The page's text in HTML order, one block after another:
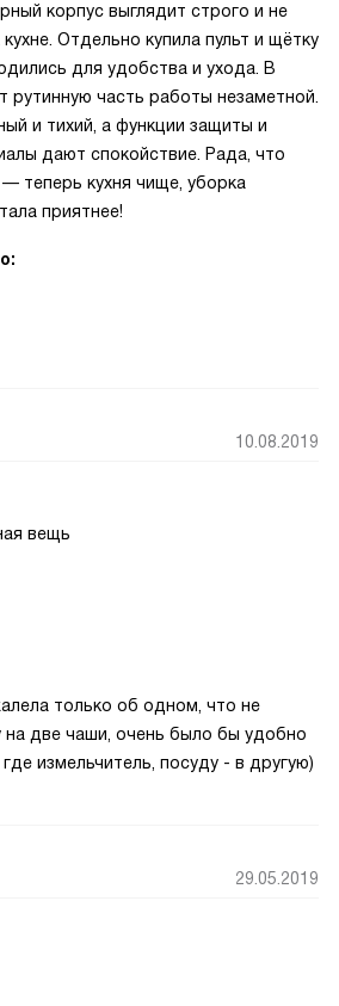
корпус выглядит строго и не
Отдельно купила пульт и щётку
для удобства и ухода. В
рутинную часть работы незаметной.
и тихий, а функции защиты и
дают спокойствие. Рада, что
теперь кухня чище, уборка
приятнее!
10.08.2019
вещь
только об одном, что не
на две чаши, очень было бы удобно
измельчитель, посуду - в другую)
29.05.2019